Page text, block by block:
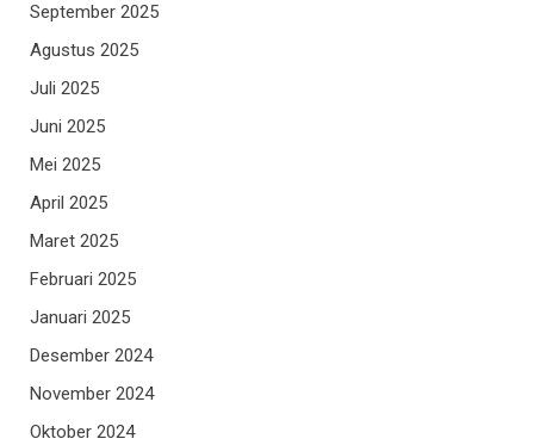
September 2025
Agustus 2025
Juli 2025
Juni 2025
Mei 2025
April 2025
Maret 2025
Februari 2025
Januari 2025
Desember 2024
November 2024
Oktober 2024